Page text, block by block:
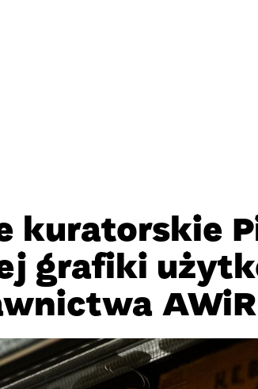
kuratorskie
grafiki
AWiR